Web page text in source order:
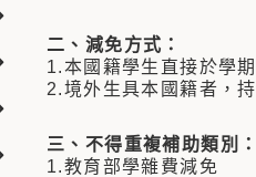
二、減免方式：
1.本國籍學生直接於學
2.境外生具本國籍者，
三、不得重複補助類別：
1.教育部學雜費減免